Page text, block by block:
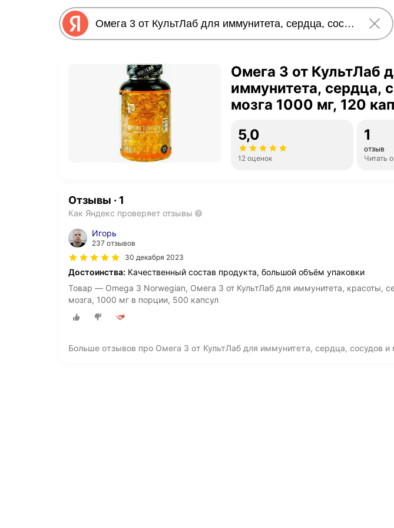
Омега 3 от КультЛаб
иммунитета, сердца,
мозга 1000 мг, 120
5,0
12 оценок
1
отзыв
Читать
Отзывы · 1
Как Яндекс проверяет отзывы
Игорь
237 отзывов
30 декабря 2023
Достоинства: Качественный состав продукта, большой объём упаковки
Товар — Omega 3 Norwegian, Омега 3 от КультЛаб для иммунитета, красоты,
мозга, 1000 мг в порции, 500 капсул
Больше отзывов про Омега 3 от КультЛаб для иммунитета, сердца, сосудов и